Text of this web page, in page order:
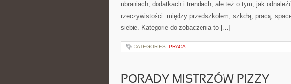
ubraniach, dodatkach i trendach, ale też o tym, jak
rzeczywistości: między przedszkolem, szkołą, pracą,
siebie. Kategorie do zobaczenia to […]
CATEGORIES: PRACA
PORADY MISTRZÓW PIZZY